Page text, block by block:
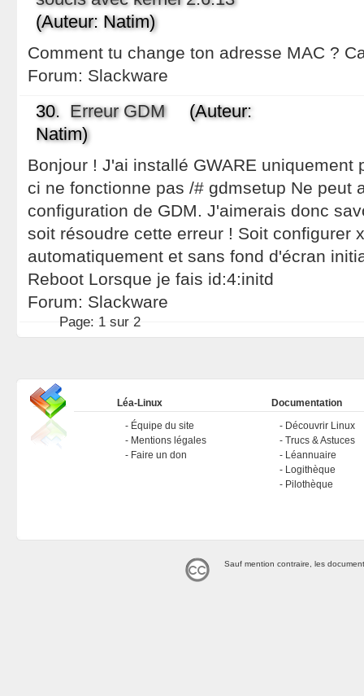
(Auteur: Natim)
Comment tu change ton adresse MAC ?
Forum: Slackware
30. Erreur GDM(Auteur:
Natim)
Bonjour ! J'ai installé GWARE uniquement
ci ne fonctionne pas /# gdmsetup Ne peut
configuration de GDM. J'aimerais donc
soit résoudre cette erreur ! Soit configurer
automatiquement et sans fond d'écran
Reboot Lorsque je fais id:4:initd
Forum: Slackware
Page: 1 sur 2
Léa-Linux
Équipe du site
Mentions légales
Faire un don
Documentation
Découvrir Linux
Trucs & Astuces
Léannuaire
Logithèque
Pilothèque
Sauf mention contraire, les